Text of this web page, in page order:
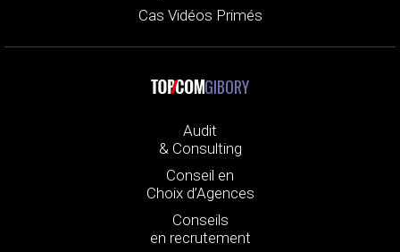
Cas Vidéos Primés
GIBORY
Audit
& Consulting
Conseil en
Choix d’Agences
Conseils
en recrutement